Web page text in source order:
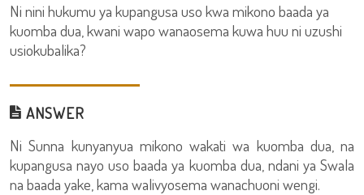
Ni nini hukumu ya kupangusa uso kwa mikono baada ya
kuomba dua, kwani wapo wanaosema kuwa huu ni uzushi
usiokubalika?
ANSWER
Ni Sunna kunyanyua mikono wakati wa kuomba dua, na
kupangusa nayo uso baada ya kuomba dua, ndani ya Swala
na baada yake, kama walivyosema wanachuoni wengi.